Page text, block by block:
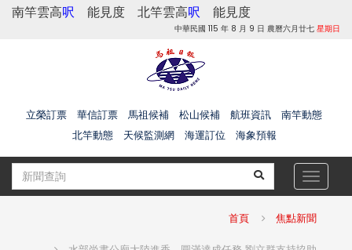
南竿雲高呎 能見度 北竿雲高呎 能見度
中華民國 115 年 8 月 9 日 農曆六月廿七 星期日
立榮訂票 華信訂票 馬祖候補 松山候補 航班資訊
南竿動態
北竿動態
天候監測網 海運訂位 海象預報
Toggle
首頁 焦點新聞